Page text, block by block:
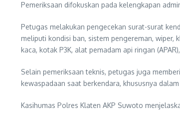
Pemeriksaan difokuskan pada kelengkapan
Petugas melakukan pengecekan surat-surat
meliputi kondisi ban, sistem pengereman,
kaca, kotak P3K, alat pemadam api ringan
Selain pemeriksaan teknis, petugas juga
kewaspadaan saat berkendara, khususnya
Kasihumas Polres Klaten AKP Suwoto